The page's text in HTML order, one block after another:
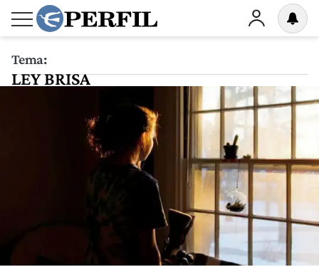
Tema:
LEY BRISA